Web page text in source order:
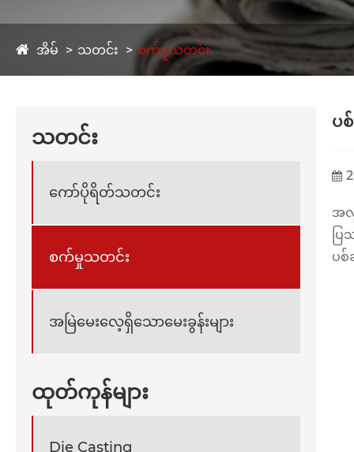
အိမ် သတင်း စက်မှုသတင်း
သတင်း
ကော်ပိုရိတ်သတင်း
စက်မှုသတင်း
အမြဲမေးလေ့ရှိသောမေးခွန်းများ
ထုတ်ကုန်များ
Die Casting
ပ
အ
ပ
ပ